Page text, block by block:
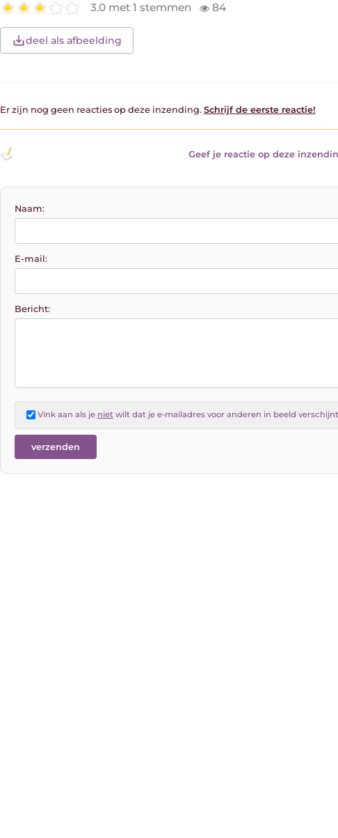
3.0 met 1 stemmen 84
deel als afbeelding
Er zijn nog geen reacties op deze inzending. Schrijf de eerste reactie!
Geef je reactie op deze
Naam:
E-mail:
Bericht:
Vink aan als je nietwilt dat je e-mailadres voor anderen in beeld verschijnt